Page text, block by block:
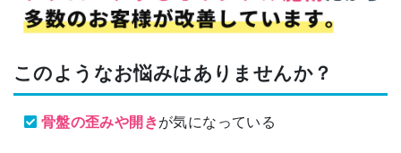
このようなお悩みはありませんか？
骨盤の歪みや開きが気になっている